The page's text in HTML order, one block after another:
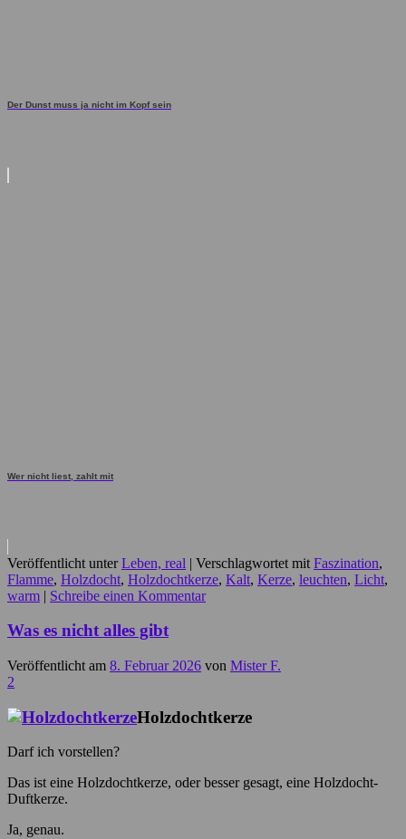
Der Dunst muss ja nicht im Kopf sein
Wer nicht liest, zahlt mit
Veröffentlicht unter Leben, real | Verschlagwortet mit Faszination,
Flamme, Holzdocht, Holzdochtkerze, Kalt, Kerze, leuchten, Licht,
warm | Schreibe einen Kommentar
Was es nicht alles gibt
Veröffentlicht am 8. Februar 2026 von Mister F.
2
Holzdochtkerze
Darf ich vorstellen?
Das ist eine Holzdochtkerze, oder besser gesagt, eine Holzdocht-
Duftkerze.
Ja, genau.